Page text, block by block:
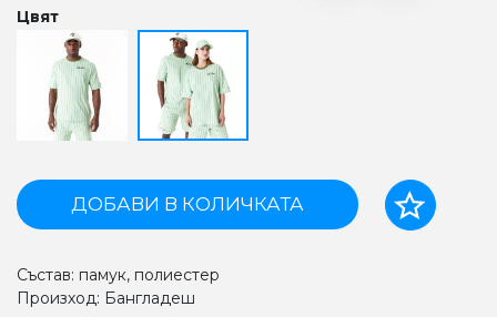
Цвят
ДОБАВИ В КОЛИЧКАТА
Състав: памук, полиестер
Произход: Бангладеш